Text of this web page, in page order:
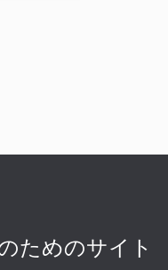
ためのサイト